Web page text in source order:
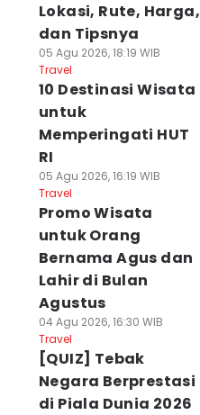
Lokasi, Rute, Harga,
dan Tipsnya
05 Agu 2026, 18:19 WIB
Travel
10 Destinasi Wisata
untuk
Memperingati HUT
RI
05 Agu 2026, 16:19 WIB
Travel
Promo Wisata
untuk Orang
Bernama Agus dan
Lahir di Bulan
Agustus
04 Agu 2026, 16:30 WIB
Travel
[QUIZ] Tebak
Negara Berprestasi
di Piala Dunia 2026